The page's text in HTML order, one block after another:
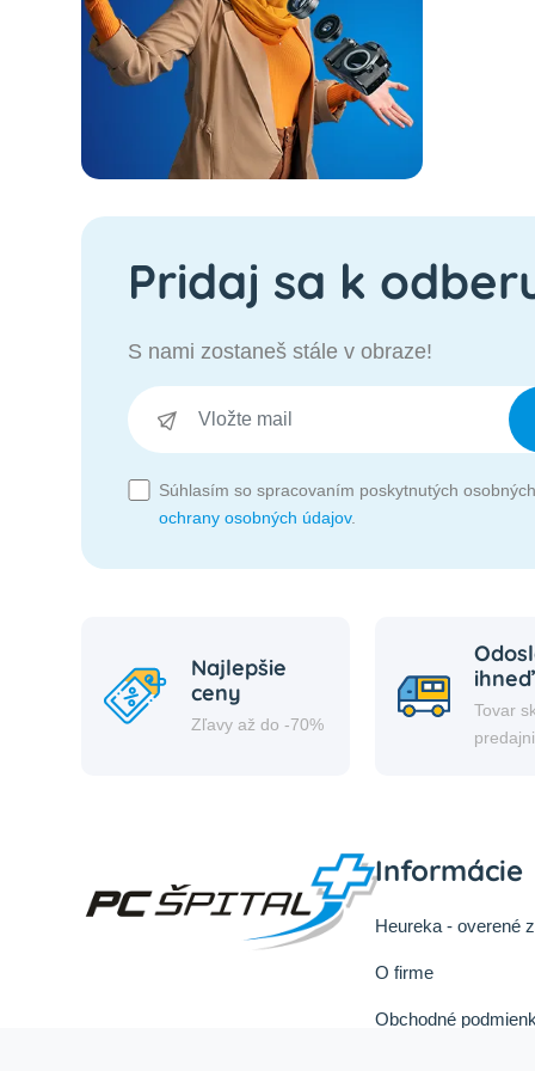
Pridaj sa k
S nami zostaneš stále v obraze!
Súhlasím so spracovaním poskytnutých
ochrany osobných údajov.
Najlepšie
ceny
Zľavy až do -70%
ihneď
Tovar
predajni
Informácie
Heureka - overené
O firme
Obchodné